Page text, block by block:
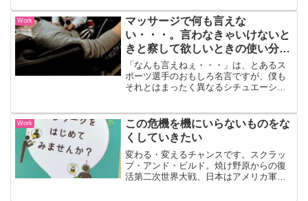
しまうでしょう。今やってしまうのが、
一番ラクです。明日じゃな...
Work
マッサージで何も言えな
い・・・。言わなきゃいけないと
きと察して欲しいときの使い分け
について
「なんも言えねぇ・・・」は、とあるス
ポーツ選手のおもしろ名言ですが、僕も
それとはまったく異なるシチュエーショ
僕はリクエストできないのかマッサージ
に行くと、マッサージ師の方に、...
Work
この危機を機にいらないものをな
くしていきたい
変わる・変えるチャンスです。スクラッ
プ・アンド・ビルド。焼け野原からの復
活第二次世界大戦、日本はアメリカ軍に